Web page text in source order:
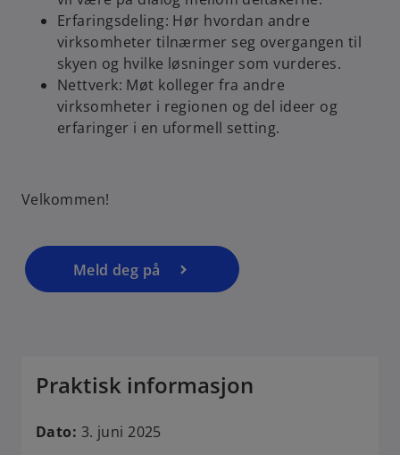
Erfaringsdeling: Hør hvordan andre
virksomheter tilnærmer seg overgangen til
skyen og hvilke løsninger som vurderes.
Nettverk: Møt kolleger fra andre
virksomheter i regionen og del ideer og
erfaringer i en uformell setting.
Velkommen!
Meld deg på
o
p
n
n
b
Praktisk informasjon
Dato: 3. juni 2025